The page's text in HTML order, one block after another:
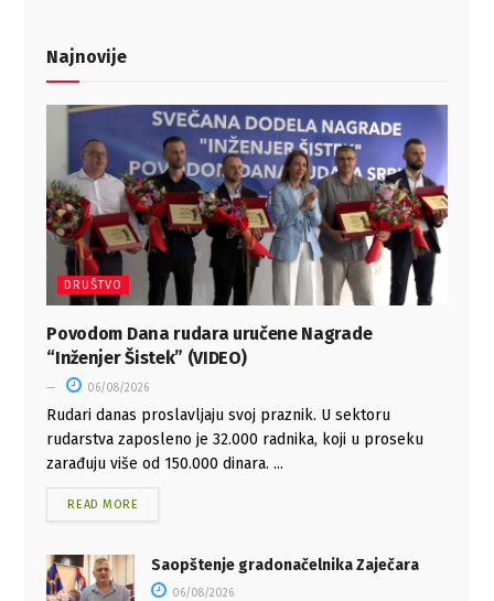
Najnovije
DRUŠTVO
Povodom Dana rudara uručene Nagrade
“Inženjer Šistek” (VIDEO)
06/08/2026
Rudari danas proslavljaju svoj praznik. U sektoru
rudarstva zaposleno je 32.000 radnika, koji u proseku
zarađuju više od 150.000 dinara. ...
READ MORE
Saopštenje gradonačelnika Zaječara
06/08/2026